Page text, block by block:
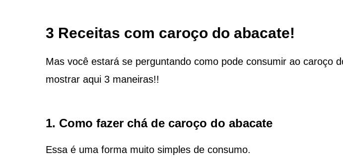
3 Receitas com caroço do abacate!
Mas você estará se perguntando como pode consumir ao caroço
mostrar aqui 3 maneiras!!
1. Como fazer chá de caroço do abacate
Essa é uma forma muito simples de consumo.